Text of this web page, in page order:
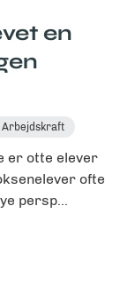
en
Arbejdskraft
er otte elever
ofte
persp...